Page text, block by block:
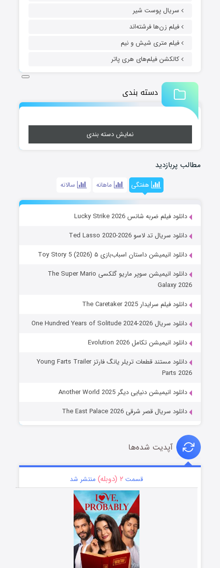
سریال پوست شیر
فیلم زن‌ها فرشته‌اند
فیلم متری شیش و نیم
کالکشن فیلم‌های هری پاتر
دسته بندی
نمایش دسته بندی
مطالب پربازدید
هفتگی ماهانه سالانه
دانلود فیلم ضربه شانس Lucky Strike 2026
دانلود سریال تد لاسو Ted Lasso 2020-2026
دانلود انیمیشن داستان اسباب‌بازی ۵ Toy Story 5 (2026)
دانلود انیمیشن سوپر ماریو گلکسی The Super Mario
Galaxy 2026
دانلود فیلم سرایدار The Caretaker 2025
دانلود سریال One Hundred Years of Solitude 2024-2026
دانلود انیمیشن تکامل Evolution 2026
دانلود مستند قطعات تریلر یانگ فارتز Young Farts Trailer
Parts 2026
دانلود انیمیشن دنیایی دیگر Another World 2025
دانلود سریال قصر شرقی The East Palace 2026
آپدیت شده‌ها
قسمت ۲ (دوبله) منتشر شد